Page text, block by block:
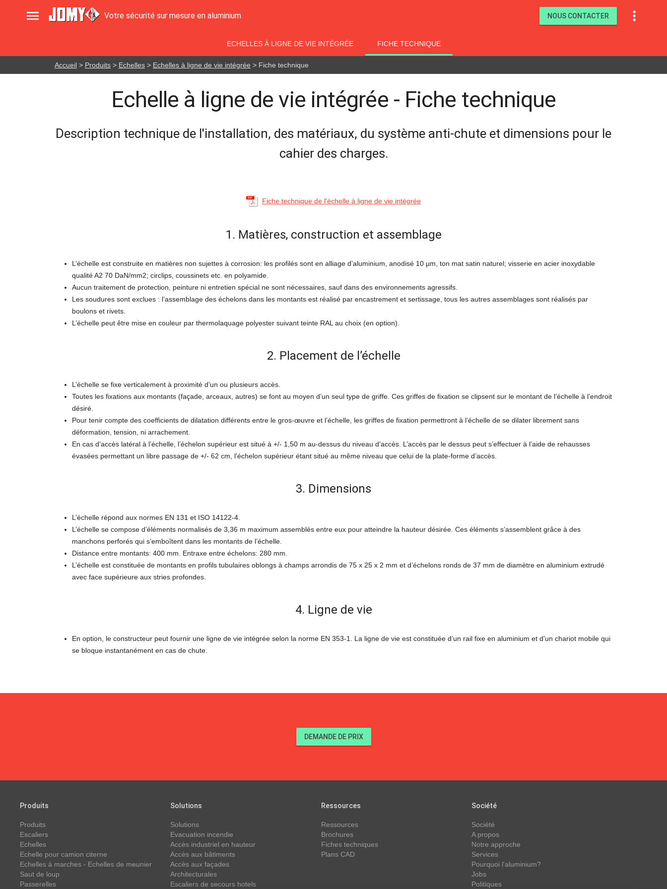
 Votre sécurité sur mesure en aluminium NOUS CONTACTER 
ECHELLES À LIGNE DE VIE INTÉGRÉE FICHE TECHNIQUE
Accueil > Produits > Echelles > Echelles à ligne de vie intégrée > Fiche technique
Echelle à ligne de vie intégrée - Fiche technique
Description technique de l'installation, des matériaux, du système anti-chute et dimensions pour le
cahier des charges.
Fiche technique de l'échelle à ligne de vie intégrée
1. Matières, construction et assemblage
L’échelle est construite en matières non sujettes à corrosion: les profilés sont en alliage d’aluminium, anodisé 10 µm, ton mat satin naturel; visserie en acier inoxydable
qualité A2 70 DaN/mm2; circlips, coussinets etc. en polyamide.
Aucun traitement de protection, peinture ni entretien spécial ne sont nécessaires, sauf dans des environnements agressifs.
Les soudures sont exclues : l’assemblage des échelons dans les montants est réalisé par encastrement et sertissage, tous les autres assemblages sont réalisés par
boulons et rivets.
L’échelle peut être mise en couleur par thermolaquage polyester suivant teinte RAL au choix (en option).
2. Placement de l’échelle
L’échelle se fixe verticalement à proximité d’un ou plusieurs accès.
Toutes les fixations aux montants (façade, arceaux, autres) se font au moyen d’un seul type de griffe. Ces griffes de fixation se clipsent sur le montant de l’échelle à l’endroit
désiré.
Pour tenir compte des coefficients de dilatation différents entre le gros-œuvre et l’échelle, les griffes de fixation permettront à l’échelle de se dilater librement sans
déformation, tension, ni arrachement.
En cas d’accès latéral à l’échelle, l’échelon supérieur est situé à +/- 1,50 m au-dessus du niveau d’accès. L’accès par le dessus peut s’effectuer à l’aide de rehausses
évasées permettant un libre passage de +/- 62 cm, l’échelon supérieur étant situé au même niveau que celui de la plate-forme d’accès.
3. Dimensions
L’échelle répond aux normes EN 131 et ISO 14122-4.
L’échelle se compose d’éléments normalisés de 3,36 m maximum assemblés entre eux pour atteindre la hauteur désirée. Ces éléments s’assemblent grâce à des
manchons perforés qui s’emboîtent dans les montants de l’échelle.
Distance entre montants: 400 mm. Entraxe entre échelons: 280 mm.
L’échelle est constituée de montants en profils tubulaires oblongs à champs arrondis de 75 x 25 x 2 mm et d’échelons ronds de 37 mm de diamètre en aluminium extrudé
avec face supérieure aux stries profondes.
4. Ligne de vie
En option, le constructeur peut fournir une ligne de vie intégrée selon la norme EN 353-1. La ligne de vie est constituée d’un rail fixe en aluminium et d’un chariot mobile qui
se bloque instantanément en cas de chute.
DEMANDE DE PRIX
Produits
Produits
Escaliers
Echelles
Echelle pour camion citerne
Echelles à marches - Echelles de meunier
Saut de loup
Passerelles
Solutions
Solutions
Evacuation incendie
Accès industriel en hauteur
Accès aux bâtiments
Accès aux façades
Architecturales
Escaliers de secours hotels
Ressources
Ressources
Brochures
Fiches techniques
Plans CAD
Société
Société
A propos
Notre approche
Services
Pourquoi l'aluminium?
Jobs
Politiques